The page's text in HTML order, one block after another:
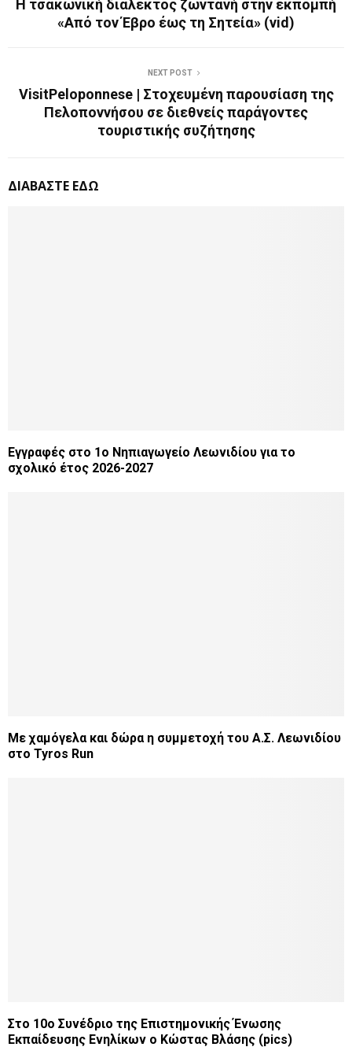
Η τσακωνική διάλεκτος ζωντανή στην εκπομπή
«Από τον Έβρο έως τη Σητεία» (vid)
NEXT POST
VisitPeloponnese | Στοχευμένη παρουσίαση της
Πελοποννήσου σε διεθνείς παράγοντες
τουριστικής συζήτησης
ΔΙΑΒΑΣΤΕ ΕΔΩ
Εγγραφές στο 1ο Νηπιαγωγείο Λεωνιδίου για το
σχολικό έτος 2026-2027
Με χαμόγελα και δώρα η συμμετοχή του Α.Σ. Λεωνιδίου
στο Tyros Run
Στο 10ο Συνέδριο της Επιστημονικής Ένωσης
Εκπαίδευσης Ενηλίκων ο Κώστας Βλάσης (pics)